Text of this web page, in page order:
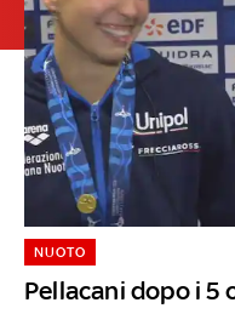
Pellacani dopo i 5
NUOTO